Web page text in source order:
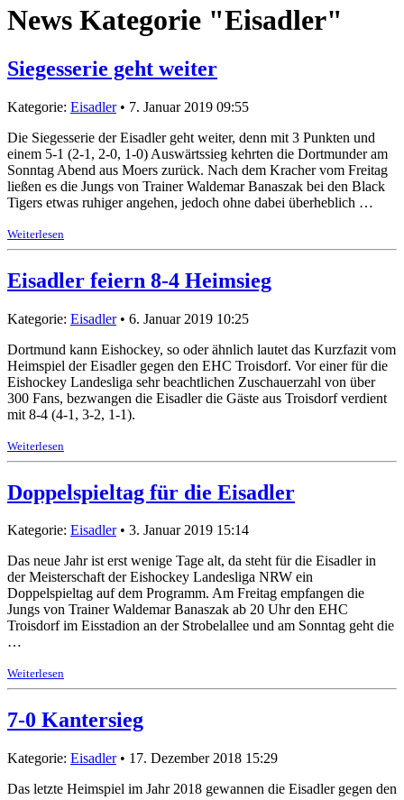
News Kategorie "Eisadler"
Siegesserie geht weiter
Kategorie: Eisadler• 7. Januar 2019 09:55
Die Siegesserie der Eisadler geht weiter, denn mit 3 Punkten und
einem 5-1 (2-1, 2-0, 1-0) Auswärtssieg kehrten die Dortmunder am
Sonntag Abend aus Moers zurück. Nach dem Kracher vom Freitag
ließen es die Jungs von Trainer Waldemar Banaszak bei den Black
Tigers etwas ruhiger angehen, jedoch ohne dabei überheblich …
Weiterlesen
Eisadler feiern 8-4 Heimsieg
Kategorie: Eisadler• 6. Januar 2019 10:25
Dortmund kann Eishockey, so oder ähnlich lautet das Kurzfazit vom
Heimspiel der Eisadler gegen den EHC Troisdorf. Vor einer für die
Eishockey Landesliga sehr beachtlichen Zuschauerzahl von über
300 Fans, bezwangen die Eisadler die Gäste aus Troisdorf verdient
mit 8-4 (4-1, 3-2, 1-1).
Weiterlesen
Doppelspieltag für die Eisadler
Kategorie: Eisadler• 3. Januar 2019 15:14
Das neue Jahr ist erst wenige Tage alt, da steht für die Eisadler in
der Meisterschaft der Eishockey Landesliga NRW ein
Doppelspieltag auf dem Programm. Am Freitag empfangen die
Jungs von Trainer Waldemar Banaszak ab 20 Uhr den EHC
Troisdorf im Eisstadion an der Strobelallee und am Sonntag geht die
…
Weiterlesen
7-0 Kantersieg
Kategorie: Eisadler• 17. Dezember 2018 15:29
Das letzte Heimspiel im Jahr 2018 gewannen die Eisadler gegen den